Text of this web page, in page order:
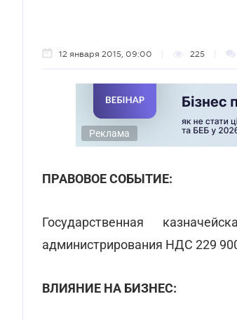
12 января 2015, 09:00 225
Реклама
ПРАВОВОЕ СОБЫТИЕ:
Государственная
администрирования НДС 229
ВЛИЯНИЕ НА БИЗНЕС: